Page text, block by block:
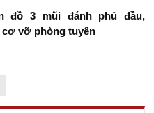
đồ 3 mũi đánh phủ đầu,
cơ vỡ phòng tuyến